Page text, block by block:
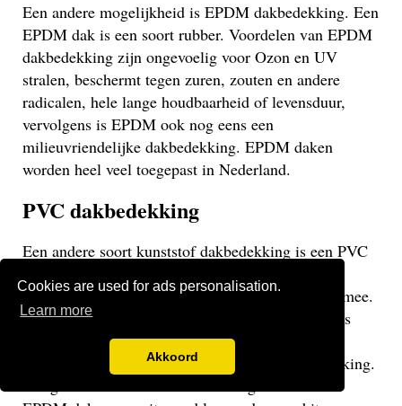
Cookies are used for ads personalisation.
Learn more
Akkoord
Een andere mogelijkheid is EPDM dakbedekking. Een
EPDM dak is een soort rubber. Voordelen van EPDM
dakbedekking zijn ongevoelig voor Ozon en UV
stralen, beschermt tegen zuren, zouten en andere
radicalen, hele lange houdbaarheid of levensduur,
vervolgens is EPDM ook nog eens een
milieuvriendelijke dakbedekking. EPDM daken
worden heel veel toegepast in Nederland.
PVC dakbedekking
Een andere soort kunststof dakbedekking is een PVC
dakbedekking gaat veelal niet langer dan 15 jaar mee.
Een EPDM of PVC dak gaat veel langer mee en is
daarom een stuk duurzamer. Een PVC dak heeft
dezelfde eigenschappen als een EPDM dakbedekking.
Het gaat weliswaar iets minder lang mee dan een